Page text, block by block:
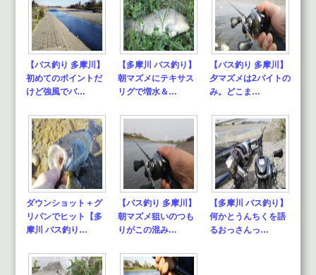
【バス釣り 多摩川】
初めてのポイントだ
けど強風でバ…
【多摩川 バス釣り】
朝マズメにテキサス
リグで増水＆…
【バス釣り 多摩川】
夕マズメは2バイトの
み。どこま…
ダウンショット＋グ
リパンでヒット【多
摩川 バス釣り…
【バス釣り 多摩川】
朝マズメ狙いのつも
りがこの混み…
【多摩川 バス釣り】
何かとうんちくを語
るおっさんっ…